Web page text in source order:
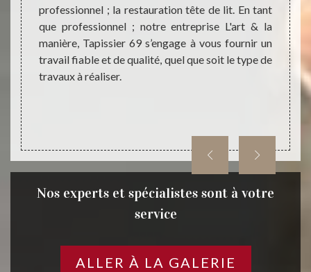
des
vos
professionnel ; la restauration tête de lit. En tant
que professionnel ; notre entreprise L'art & la
manière, Tapissier 69 s’engage à vous fournir un
travail fiable et de qualité, quel que soit le type de
travaux à réaliser.
des
la
Nos experts et spécialistes sont à votre
service
ALLER À LA GALERIE